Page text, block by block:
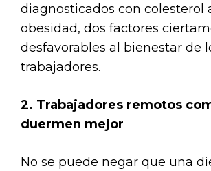
diagnosticados con colesterol
obesidad, dos factores
desfavorables al bienestar de
trabajadores.
2. Trabajadores remotos
duermen mejor
No se puede negar que una